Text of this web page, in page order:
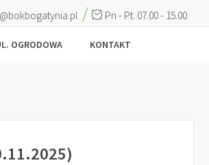
Pn - Pt: 07.00 - 15.00
OGRODOWA KONTAKT